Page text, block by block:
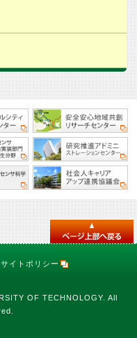
サイトポリシー
OF TECHNOLOGY. All